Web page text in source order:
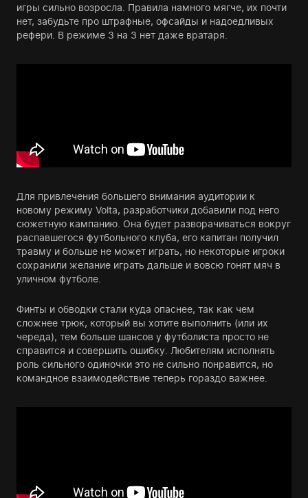
игры сильно возросла. Правила намного мягче, их почти
нет, забудьте про штрафные, офсайды и надоедливых
рефери. В режиме 3 на 3 нет даже вратаря.
Для привлечения большего внимания аудитории к
новому режиму Volta, разработчики добавили под него
сюжетную кампанию. Она будет разворачиваться вокруг
распавшегося футбольного клуба, его капитан получил
травму и больше не может играть, но некоторые игроки
сохранили желание играть дальше и вовсю гонят мяч в
уличном футболе.
Финты и обводки стали куда опаснее, так как чем
сложнее трюк, который вы хотите выполнить (или их
череда), тем больше шансов у футболиста просто не
справится и совершить ошибку. Любителям исполнять
роль сильного одиночки это не сильно понравится, но
командное взаимодействие теперь гораздо важнее.